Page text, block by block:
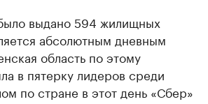
выдано 594 жилищных
абсолютным дневным
область по этому
в пятерку лидеров среди
по стране в этот день «Сбер»